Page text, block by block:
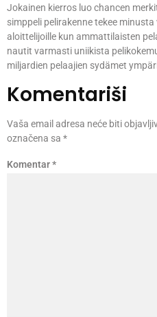
Jokainen kierros luo chancen
simppeli pelirakenne tekee
aloittelijoille kun ammattilaisten
nautit varmasti uniikista
miljardien pelaajien sydämet
Komentariši
Vaša email adresa neće biti
označena sa *
Komentar*